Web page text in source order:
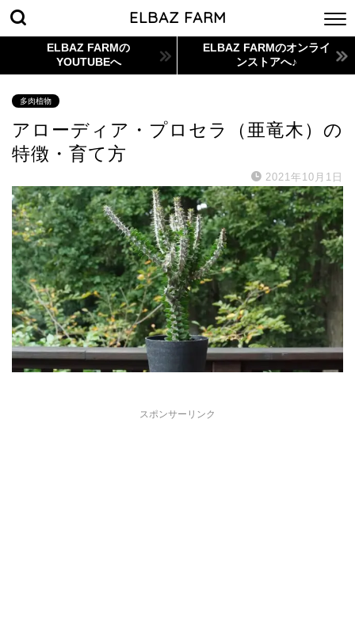
ELBAZ FARM
ELBAZ FARMの
YOUTUBEへ
ELBAZ FARMのオンライ
ンストアへ♪
多肉植物
アローディア・プロセラ（亜竜木）の
特徴・育て方
2021年10月1日
スポンサーリンク